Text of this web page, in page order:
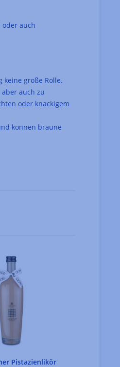
auch
große Rolle.
auch zu
oder knackigem
können braune
Pistazienlikör